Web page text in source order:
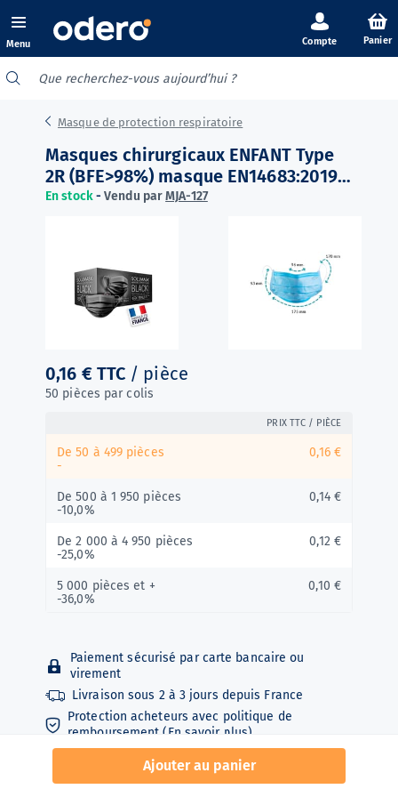
Menu Panier
Masque de protection respiratoire
Masques chirurgicaux ENFANT Type
2R (BFE>98%) masque EN14683:2019 -
Made in France - Noir
En stock-Vendu parMJA-127
0,16 € TTC / pièce
50 pièces par colis
PRIX TTC / PIÈCE
De 50 à 499 pièces
0,16 €
-
De 500 à 1 950 pièces
0,14 €
-10,0%
De 2 000 à 4 950 pièces
0,12 €
-25,0%
5 000 pièces et +
0,10 €
-36,0%
Paiement sécurisé par carte bancaire ou
virement
Livraison sous 2 à 3 jours depuis France
Protection acheteurs avec politique de
remboursement (En savoir plus)
NORME NF EN 14683 + AC AOÛT 2019 Dispositif
médical destiné à éviter la projection vers
Ajouter au panier